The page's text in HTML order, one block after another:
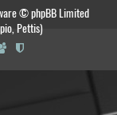
© phpBB Limited
Pettis)